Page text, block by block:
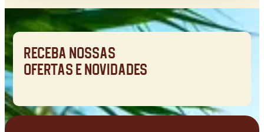
Receba nossas
ofertas e novidades